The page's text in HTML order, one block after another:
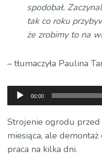
spodobał.
tak co roku
że zrobimy to na
– tłumaczyła Paulina
Odtwarzacz
plików
dźwiękowych
00:00
Strojenie ogrodu
miesiąca, ale
praca na kilka dni.